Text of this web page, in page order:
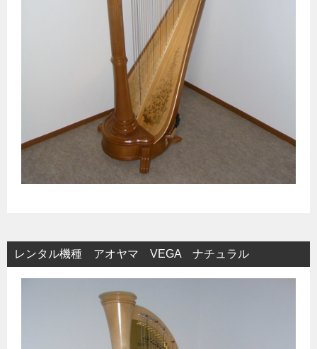
レンタル機種 アオヤマ VEGA ナチュラル